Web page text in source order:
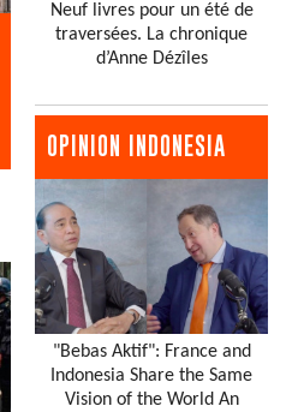
Neuf livres pour un été de
traversées. La chronique
d’Anne Dézîles
OPINION INDONESIA
"Bebas Aktif": France and
Indonesia Share the Same
Vision of the World An